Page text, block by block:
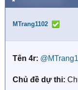
c
i
n
:
MTrang1102
Tên 4r:
Chủ đề dự thi: